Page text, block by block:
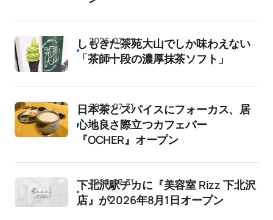
しもきた茶苑大山でしか味わえない
「茶師十段の濃厚抹茶ソフト」
2026-07-31
日本茶とスパイスにフォーカス、居
心地良さ際立つカフェバー
『OCHER』オープン
2026-07-31
下北沢駅チカに『美容室 Rizz 下北沢
店』が2026年8月1日オープン
2026-07-31